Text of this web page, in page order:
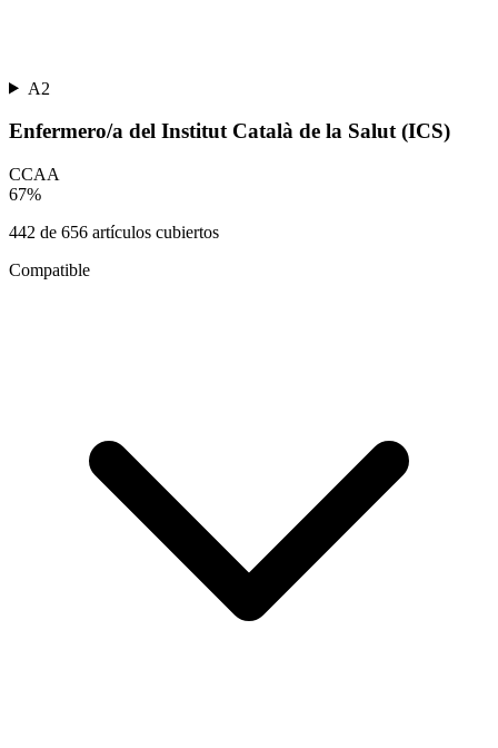
A2
Enfermero/a del Institut Català de la Salut (ICS)
CCAA
67%
442 de 656 artículos cubiertos
Compatible